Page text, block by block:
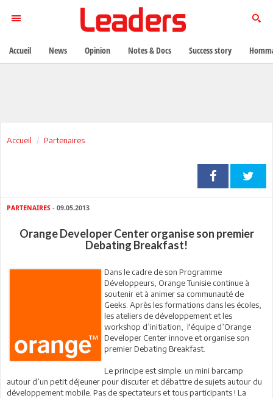
Accueil Partenaires
PARTENAIRES - 09.05.2013
Orange Developer Center organise son premier
Debating Breakfast!
Dans le cadre de son Programme
Développeurs, Orange Tunisie continue à
soutenir et à animer sa communauté de
Geeks. Après les formations dans les écoles,
les ateliers de développement et les
workshop d’initiation, l'équipe d’Orange
Developer Center innove et organise son
premier Debating Breakfast.
Le principe est simple: un mini barcamp
autour d’un petit déjeuner pour discuter et débattre de sujets autour du
développement mobile. Pas de spectateurs et tous participants ! La
Accueil News Opinion Notes & Docs Success story